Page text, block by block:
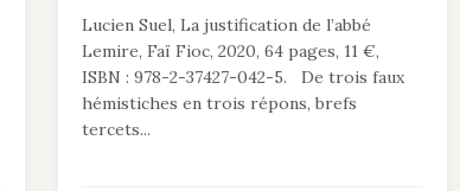
Lucien Suel, La justification de l’abbé
Lemire, Faï Fioc, 2020, 64 pages, 11 €,
ISBN : 978-2-37427-042-5. De trois faux
hémistiches en trois répons, brefs
tercets...